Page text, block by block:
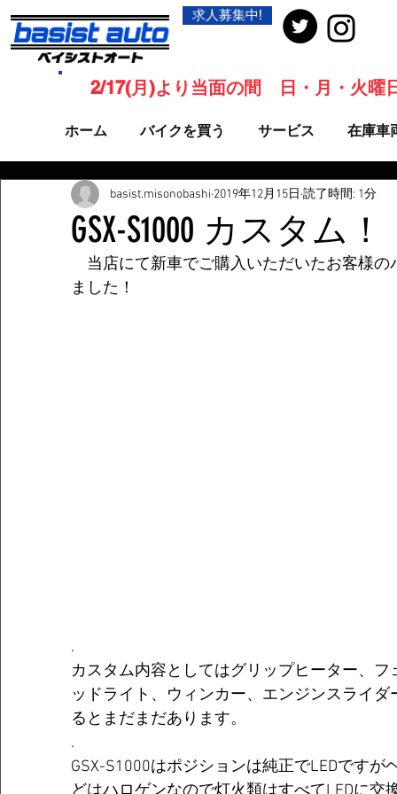
求人募集中!
ホーム バイクを買う サービス 在庫車
2/17(月)より当面の間 日・月・火曜
GSX-S1000 カスタム！
basist.misonobashi 2019年12月15日 読了時間: 1分
当店にて新車でご購入いただいたお客様の
ました！
.
カスタム内容としてはグリップヒーター、フ
ッドライト、ウィンカー、エンジンスライ
るとまだまだあります。
.
GSX-S1000はポジションは純正でLEDです